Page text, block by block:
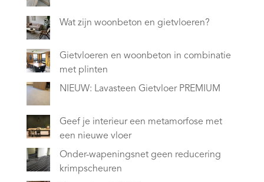
Wat zijn woonbeton en gietvloeren?
Gietvloeren en woonbeton in combinatie
met plinten
NIEUW: Lavasteen Gietvloer PREMIUM
Geef je interieur een metamorfose met
een nieuwe vloer
Onder-wapeningsnet geen reducering
krimpscheuren